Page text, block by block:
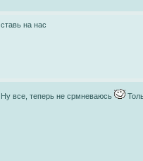
cтавь на нас
Ну все, теперь не срмневаюсь